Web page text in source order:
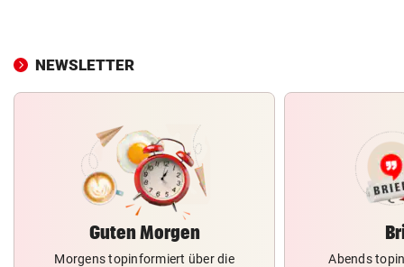
NEWSLETTER
Guten Morgen
Morgens topinformiert über die
Abends